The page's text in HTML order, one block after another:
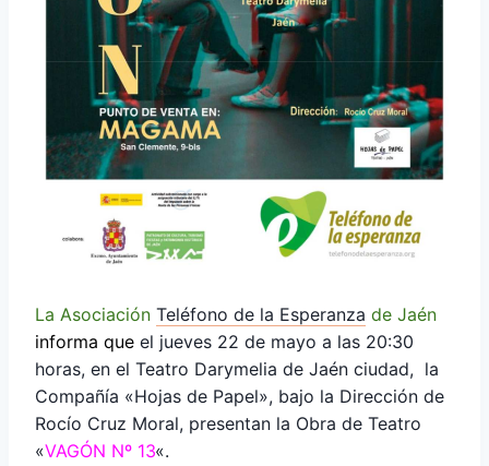
La Asociación Teléfono de la Esperanza de Jaén
informa que el jueves 22 de mayo a las 20:30
horas, en el Teatro Darymelia de Jaén ciudad, la
Compañía «Hojas de Papel», bajo la Dirección de
Rocío Cruz Moral, presentan la Obra de Teatro
«VAGÓN Nº 13«.